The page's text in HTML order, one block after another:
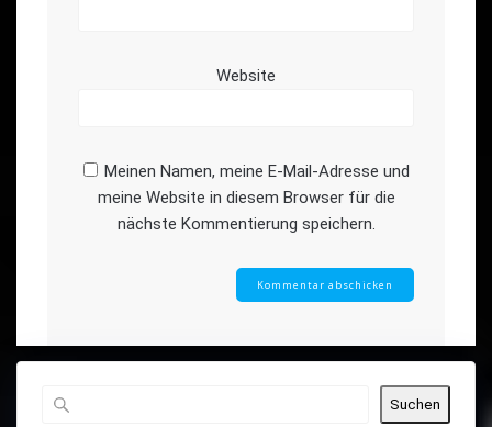
Website
Meinen Namen, meine E-Mail-Adresse und
meine Website in diesem Browser für die
nächste Kommentierung speichern.
Suchen